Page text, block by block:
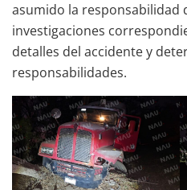
asumido la responsabilidad
investigaciones
detalles del accidente y
responsabilidades.